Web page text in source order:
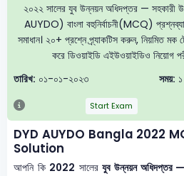
২০২২ সালের যুব উন্নয়ন অধিদপ্তর — সহকারী
AUYDO) বাংলা বহুনির্বাচনী(MCQ)
সমাধান। ২০+ প্রশ্নে প্র্যাকটিস করুন, নিয়মিত
করে ডিওয়াইডি এইউওয়াইডিও নিয়োগ
তারিখ: ০১-০১-২০২৩ সময়:
Start Exam
DYD AUYDO Bangla 2022
Solution
আপনি কি 2022 সালেরযুব উন্নয়ন অধিদপ্তর —